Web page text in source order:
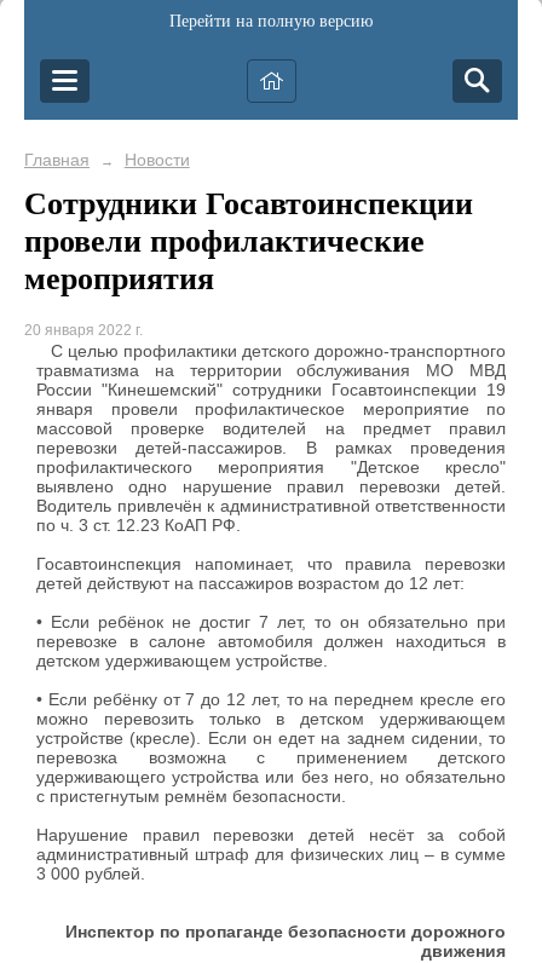
Перейти на полную версию
Главная → Новости
Сотрудники Госавтоинспекции
провели профилактические
мероприятия
20 января 2022 г.
С целью профилактики детского дорожно-транспортного
травматизма на территории обслуживания МО МВД
России "Кинешемский" сотрудники Госавтоинспекции 19
января провели профилактическое мероприятие по
массовой проверке водителей на предмет правил
перевозки детей-пассажиров. В рамках проведения
профилактического мероприятия "Детское кресло"
выявлено одно нарушение правил перевозки детей.
Водитель привлечён к административной ответственности
по ч. 3 ст. 12.23 КоАП РФ.
Госавтоинспекция напоминает, что правила перевозки
детей действуют на пассажиров возрастом до 12 лет:
• Если ребёнок не достиг 7 лет, то он обязательно при
перевозке в салоне автомобиля должен находиться в
детском удерживающем устройстве.
• Если ребёнку от 7 до 12 лет, то на переднем кресле его
можно перевозить только в детском удерживающем
устройстве (кресле). Если он едет на заднем сидении, то
перевозка возможна с применением детского
удерживающего устройства или без него, но обязательно
с пристегнутым ремнём безопасности.
Нарушение правил перевозки детей несёт за собой
административный штраф для физических лиц – в сумме
3 000 рублей.
Инспектор по пропаганде безопасности дорожного
движения